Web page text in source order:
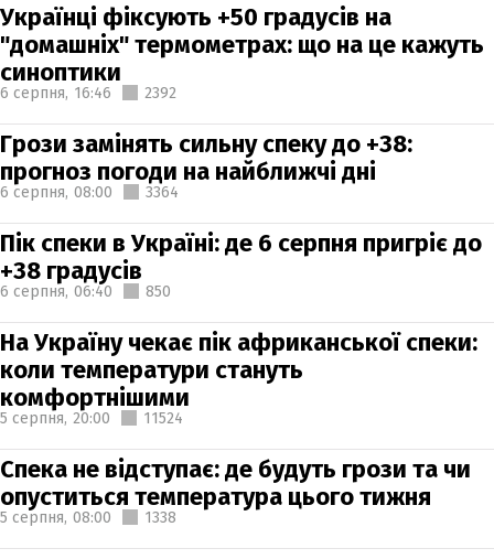
Українці фіксують +50 градусів на
"домашніх" термометрах: що на це кажуть
синоптики
6 серпня, 16:46 2392
Грози замінять сильну спеку до +38:
прогноз погоди на найближчі дні
6 серпня, 08:00 3364
Пік спеки в Україні: де 6 серпня пригріє до
+38 градусів
6 серпня, 06:40 850
На Україну чекає пік африканської спеки:
коли температури стануть
комфортнішими
5 серпня, 20:00 11524
Спека не відступає: де будуть грози та чи
опуститься температура цього тижня
5 серпня, 08:00 1338